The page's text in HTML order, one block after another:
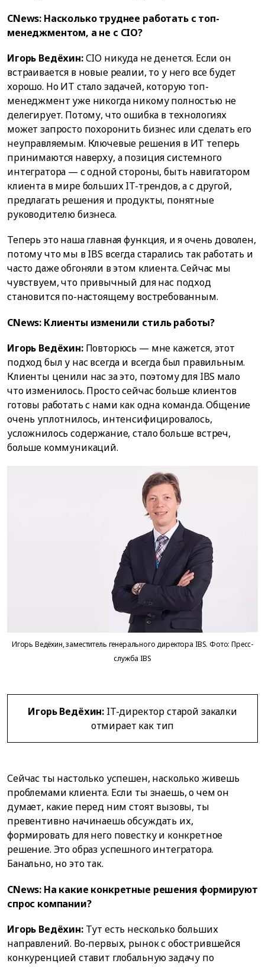
CNews: Насколько труднее работать с топ-
менеджментом, а не с CIO?
Игорь Ведёхин:CIO никуда не денется. Если он
встраивается в новые реалии, то у него все будет
хорошо. Но ИТ стало задачей, которую топ-
менеджмент уже никогда никому полностью не
делегирует. Потому, что ошибка в технологиях
может запросто похоронить бизнес или сделать его
неуправляемым. Ключевые решения в ИТ теперь
принимаются наверху, а позиция системного
интегратора — с одной стороны, быть навигатором
клиента в мире больших IT-трендов, а с другой,
предлагать решения и продукты, понятные
руководителю бизнеса.
Теперь это наша главная функция, и я очень доволен,
потому что мы в IBS всегда старались так работать и
часто даже обгоняли в этом клиента. Сейчас мы
чувствуем, что привычный для нас подход
становится по-настоящему востребованным.
CNews: Клиенты изменили стиль работы?
Игорь Ведёхин:Повторюсь — мне кажется, этот
подход был у нас всегда и всегда был правильным.
Клиенты ценили нас за это, поэтому для IBS мало
что изменилось. Просто сейчас больше клиентов
готовы работать с нами как одна команда. Общение
очень уплотнилось, интенсифицировалось,
усложнилось содержание, стало больше встреч,
больше коммуникаций.
Игорь Ведёхин, заместитель генерального директора IBS. Фото: Пресс-
служба IBS
Игорь Ведёхин: IT-директор старой закалки
отмирает как тип
Сейчас ты настолько успешен, насколько живешь
проблемами клиента. Если ты знаешь, о чем он
думает, какие перед ним стоят вызовы, ты
превентивно начинаешь обсуждать их,
формировать для него повестку и конкретное
решение. Это образ успешного интегратора.
Банально, но это так.
CNews: На какие конкретные решения формируют
спрос компании?
Игорь Ведёхин:Тут есть несколько больших
направлений. Во-первых, рынок с обострившейся
конкуренцией ставит глобальную задачу по